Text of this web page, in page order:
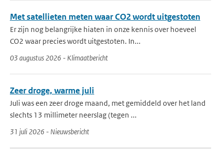
Met satellieten meten waar CO2 wordt uitgestoten
Er zijn nog belangrijke hiaten in onze kennis over hoeveel
CO2 waar precies wordt uitgestoten. In...
03 augustus 2026 - Klimaatbericht
Zeer droge, warme juli
Juli was een zeer droge maand, met gemiddeld over het land
slechts 13 millimeter neerslag (tegen ...
31 juli 2026 - Nieuwsbericht